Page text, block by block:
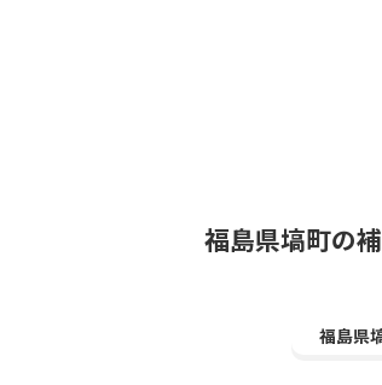
福島県塙町の
福島県